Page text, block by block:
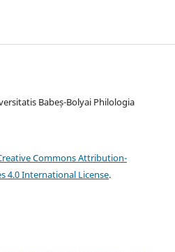
Babeș-Bolyai Philologia
Commons Attribution-
4.0 International License.